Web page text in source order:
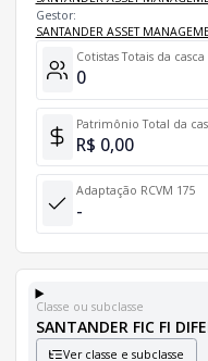
Gestor:
SANTANDER ASSET
Cotistas Totais da casca
0
Patrimônio Total da
R$ 0,00
Adaptação RCVM 175
-
Classe ou subclasse
SANTANDER FIC FI
Ver classe e subclasse